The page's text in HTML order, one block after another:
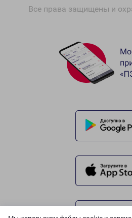
Все права защищены и